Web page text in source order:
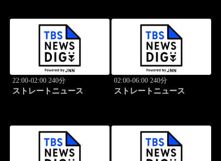
22:00-02:00 240分
ストレートニュース
02:00-06:00 240分
ストレートニュース